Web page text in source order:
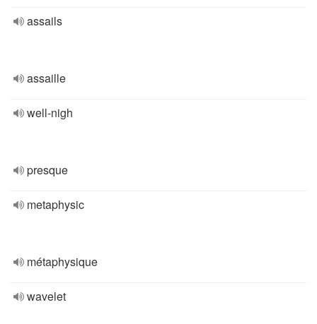
assails
assaille
well-nigh
presque
metaphysic
métaphysique
wavelet